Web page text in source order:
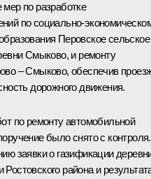
по разработке
по социально-
Перовское сельское
Смыково, и ремонту
– Смыково, обеспечив
дорожного движения.
по ремонту автомобильной
было снято с контроля.
заявки о газификации
района и